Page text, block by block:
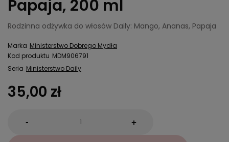
Papaja, 200 ml
Rodzinna odżywka do włosów Daily: Mango, Ananas, Papaja
Marka Ministerstwo Dobrego Mydła
Kod produktu MDM906791
Seria Ministerstwo Daily
35,00 zł
- +